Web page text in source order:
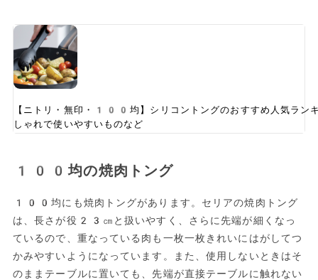
【ニトリ・無印・100均】シリコントングのおすすめ人気ラ
しゃれで使いやすいものなど
100均の焼肉トング
100均にも焼肉トングがあります。セリアの焼肉トング
は、長さが役23㎝と扱いやすく、さらに先端が細くなっ
ているので、重なっている肉も一枚一枚きれいにはがしてつ
かみやすいようになっています。また、使用しないときはそ
のままテーブルに置いても、先端が直接テーブルに触れない